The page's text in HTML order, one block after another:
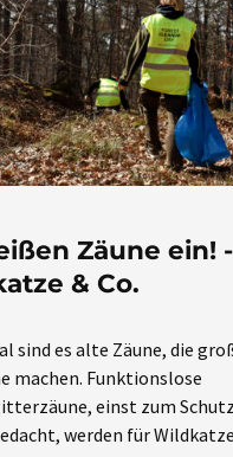
Zäune ein!
& Co.
sind es alte Zäune, die
machen. Funktionslose
einst zum
werden für